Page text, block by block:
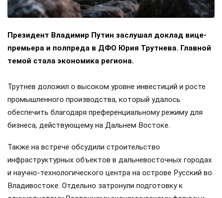
Президент Владимир Путин заслушал доклад вице-
премьера и полпреда в ДФО Юрия Трутнева. Главной
темой стала экономика региона.
Трутнев доложил о высоком уровне инвестиций и росте
промышленного производства, который удалось
обеспечить благодаря преференциальному режиму для
бизнеса, действующему на Дальнем Востоке.
Также на встрече обсудили строительство
инфраструктурных объектов в дальневосточных городах
и научно-технологического центра на острове Русский во
Владивостоке. Отдельно затронули подготовку к